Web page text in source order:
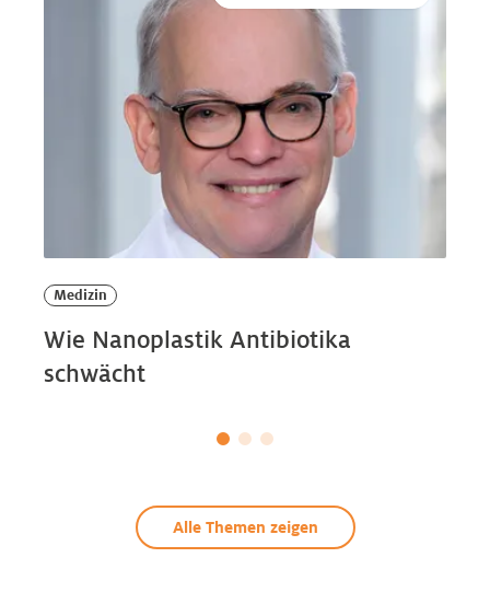
Medizin
Wie Nanoplastik Antibiotika
schwächt
Alle Themen zeigen